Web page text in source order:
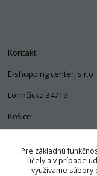
Kontakt:
E-shopping center, s.r.o
Lorinčícka 34/19
Košice
+421 903 563 637
Pre základnú
účely a v prípade
využívame súbory